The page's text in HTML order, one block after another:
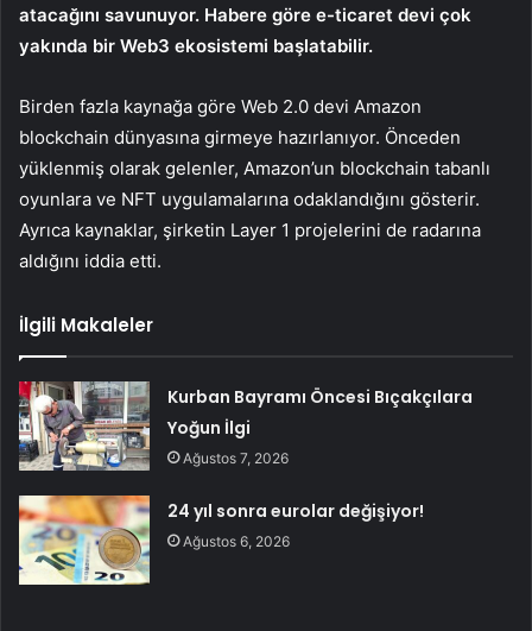
atacağını savunuyor. Habere göre e-ticaret devi çok
yakında bir Web3 ekosistemi başlatabilir.
Birden fazla kaynağa göre Web 2.0 devi Amazon
blockchain dünyasına girmeye hazırlanıyor. Önceden
yüklenmiş olarak gelenler, Amazon’un blockchain tabanlı
oyunlara ve NFT uygulamalarına odaklandığını gösterir.
Ayrıca kaynaklar, şirketin Layer 1 projelerini de radarına
aldığını iddia etti.
İlgili Makaleler
Kurban Bayramı Öncesi Bıçakçılara
Yoğun İlgi
Ağustos 7, 2026
24 yıl sonra eurolar değişiyor!
Ağustos 6, 2026